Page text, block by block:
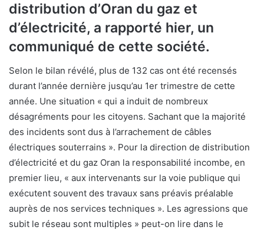
distribution d’Oran du gaz et
d’électricité, a rapporté hier, un
communiqué de cette société.
Selon le bilan révélé, plus de 132 cas ont été recensés
durant l’année dernière jusqu’au 1er trimestre de cette
année. Une situation « qui a induit de nombreux
désagréments pour les citoyens. Sachant que la majorité
des incidents sont dus à l’arrachement de câbles
électriques souterrains ». Pour la direction de distribution
d’électricité et du gaz Oran la responsabilité incombe, en
premier lieu, « aux intervenants sur la voie publique qui
exécutent souvent des travaux sans préavis préalable
auprès de nos services techniques ». Les agressions que
subit le réseau sont multiples » peut-on lire dans le